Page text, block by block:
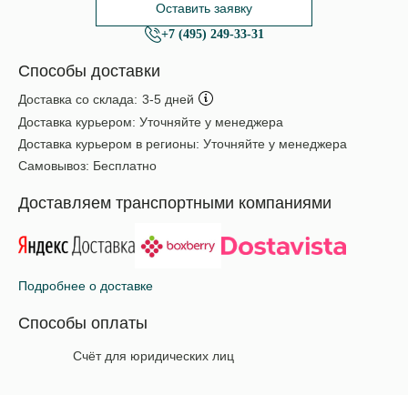
Оставить заявку
+7 (495) 249-33-31
Способы доставки
Доставка со склада: 3-5 дней
Доставка курьером: Уточняйте у менеджера
Доставка курьером в регионы: Уточняйте у менеджера
Самовывоз: Бесплатно
Доставляем транспортными компаниями
Подробнее о доставке
Способы оплаты
Счёт для юридических лиц